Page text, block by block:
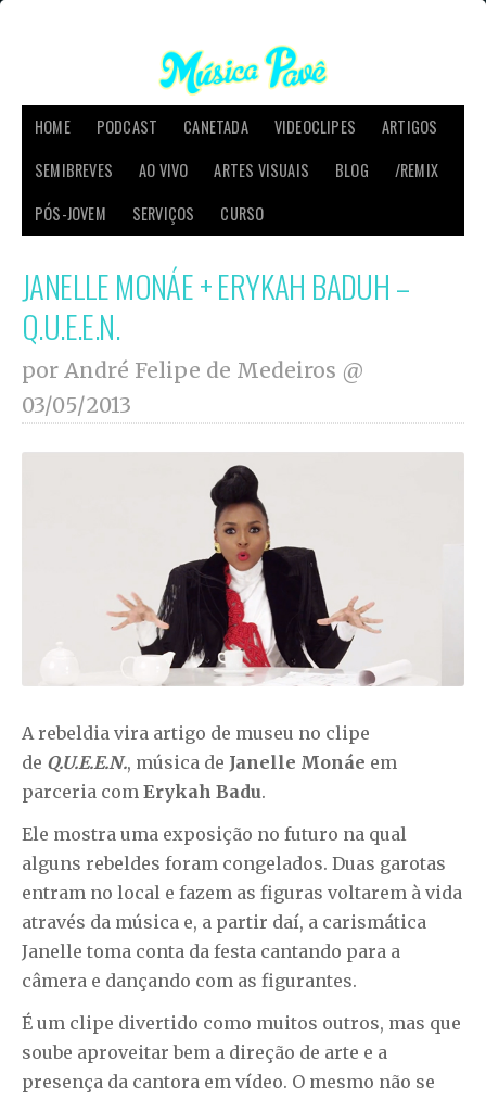
HOME PODCAST CANETADA VIDEOCLIPES
ARTIGOS
SEMIBREVES
AO VIVO ARTES VISUAIS BLOG
/REMIX
PÓS-JOVEM
SERVIÇOS CURSO
JANELLE MONÁE + ERYKAH BADUH –
Q.U.E.E.N.
por André Felipe de Medeiros @
03/05/2013
A rebeldia vira artigo de museu no clipe
de Q.U.E.E.N., música de Janelle Monáe em
parceria com Erykah Badu.
Ele mostra uma exposição no futuro na qual
alguns rebeldes foram congelados. Duas garotas
entram no local e fazem as figuras voltarem à vida
através da música e, a partir daí, a carismática
Janelle toma conta da festa cantando para a
câmera e dançando com as figurantes.
É um clipe divertido como muitos outros, mas que
soube aproveitar bem a direção de arte e a
presença da cantora em vídeo. O mesmo não se